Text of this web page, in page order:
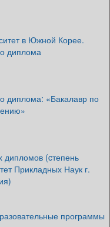
в Южной Корее.
диплома
диплома: «Бакалавр по
(cтепень
Прикладных Наук г.
программы